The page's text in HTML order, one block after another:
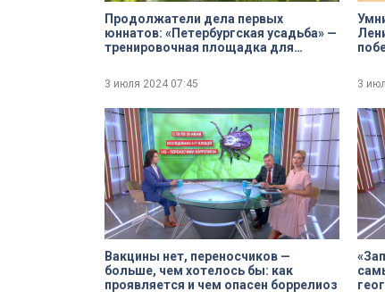
Продолжатели дела первых
юннатов: «Петербургская усадьба» —
тренировочная площадка для
3 июля 2024 07:45 3
Вакцины нет, переносчиков —
больше, чем хотелось бы: как
проявляется и чем опасен боррелиоз